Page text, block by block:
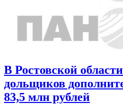
В Ростовской
дольщиков
83,5 млн рублей